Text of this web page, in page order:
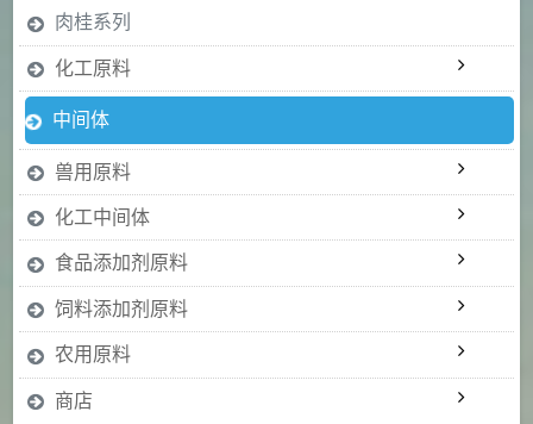
肉桂系列
化工原料
中间体
兽用原料
化工中间体
食品添加剂原料
饲料添加剂原料
农用原料
商店